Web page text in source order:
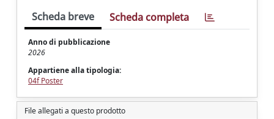
Scheda breve Scheda completa
Anno di pubblicazione
2026
Appartiene alla tipologia:
04f Poster
File allegati a questo prodotto